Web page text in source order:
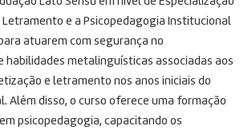
e a Psicopedagogia Institucional
atuarem com segurança no
habilidades metalinguísticas associadas aos
e letramento nos anos iniciais do
Além disso, o curso oferece uma formação
psicopedagogia, capacitando os